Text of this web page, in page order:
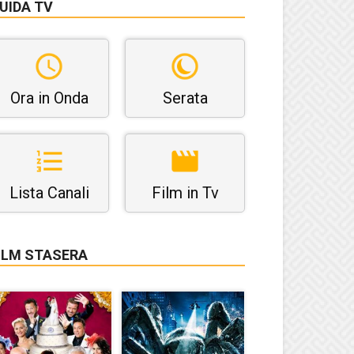
TV
Ora in Onda Serata
Lista Canali Film in Tv
STASERA